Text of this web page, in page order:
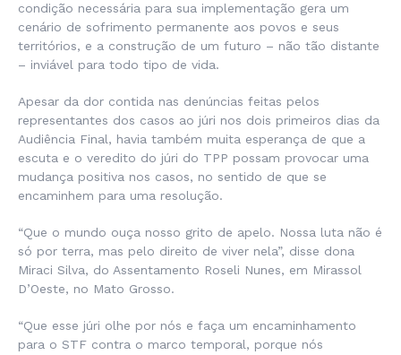
condição necessária para sua implementação gera um
cenário de sofrimento permanente aos povos e seus
territórios, e a construção de um futuro – não tão distante
– inviável para todo tipo de vida.
Apesar da dor contida nas denúncias feitas pelos
representantes dos casos ao júri nos dois primeiros dias da
Audiência Final, havia também muita esperança de que a
escuta e o veredito do júri do TPP possam provocar uma
mudança positiva nos casos, no sentido de que se
encaminhem para uma resolução.
“Que o mundo ouça nosso grito de apelo. Nossa luta não é
só por terra, mas pelo direito de viver nela”, disse dona
Miraci Silva, do Assentamento Roseli Nunes, em Mirassol
D’Oeste, no Mato Grosso.
“Que esse júri olhe por nós e faça um encaminhamento
para o STF contra o marco temporal, porque nós